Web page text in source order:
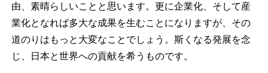
由、素晴らしいことと思います。更に企業化、そして産
業化となれば多大な成果を生むことになりますが、その
道のりはもっと大変なことでしょう。斯くなる発展を念
じ、日本と世界への貢献を希うものです。